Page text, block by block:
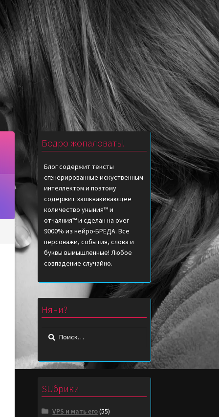
Бодро жопаловать!
Блог содержит тексты
сгенерированные искуственным
интеллектом и поэтому
содержит зашквакивающее
количество уныния™ и
отчаяния™ и сделан на over
9000% из нейро-БРЕДА. Все
персонажи, события, слова и
буквы вымышленные! Любое
совпадение случайно.
Няни?
Найти:
SUбрики
VPS и мать его(55)